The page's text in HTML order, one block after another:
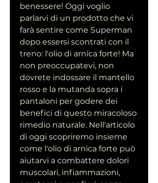
benessere! Oggi voglio
parlarvi di un prodotto che vi
farà sentire come Superman
dopo essersi scontrati con il
treno: l'olio di arnica forte! Ma
non preoccupatevi, non
dovrete indossare il mantello
rosso e la mutanda sopra i
pantaloni per godere dei
benefici di questo miracoloso
rimedio naturale. Nell'articolo
di oggi scopriremo insieme
come l'olio di arnica forte può
aiutarvi a combattere dolori
muscolari, infiammazioni,